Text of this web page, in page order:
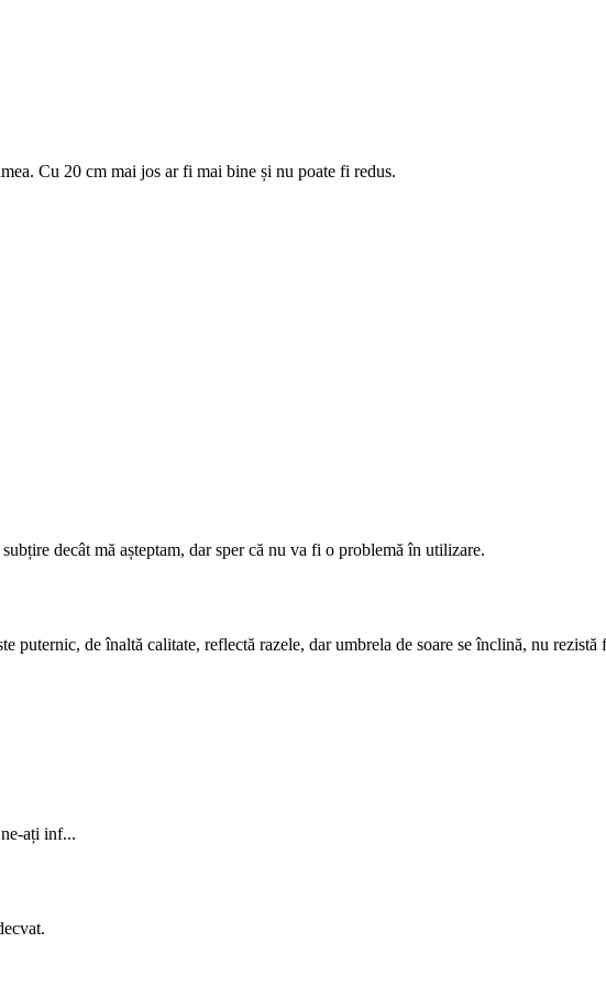
Cu 20 cm mai jos ar fi mai bine și nu poate fi redus.
decât mă așteptam, dar sper că nu va fi o problemă în utilizare.
puternic, de înaltă calitate, reflectă razele, dar umbrela de soare se înclină, nu rezistă
ați inf...